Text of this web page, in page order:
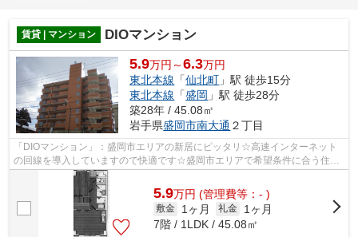
賃貸 | マンション DIOマンション
5.9万円～6.3万円
東北本線 「仙北町 」駅 徒歩15分
東北本線 「盛岡 」駅 徒歩28分
築28年 / 45.08㎡
岩手県盛岡市南大通 ２丁目
「DIOマンション」：盛岡市エリアの新居にピッタリ☆高速インターネット
の回線を導入していますので快適です☆盛岡市エリアで希望条件に合う住ま
いを探すなら、地域密着の森の不動産にお...
5.9万円 (管理費等：- )
敷金 1ヶ月 礼金
1ヶ月
7階 / 1LDK / 45.08㎡